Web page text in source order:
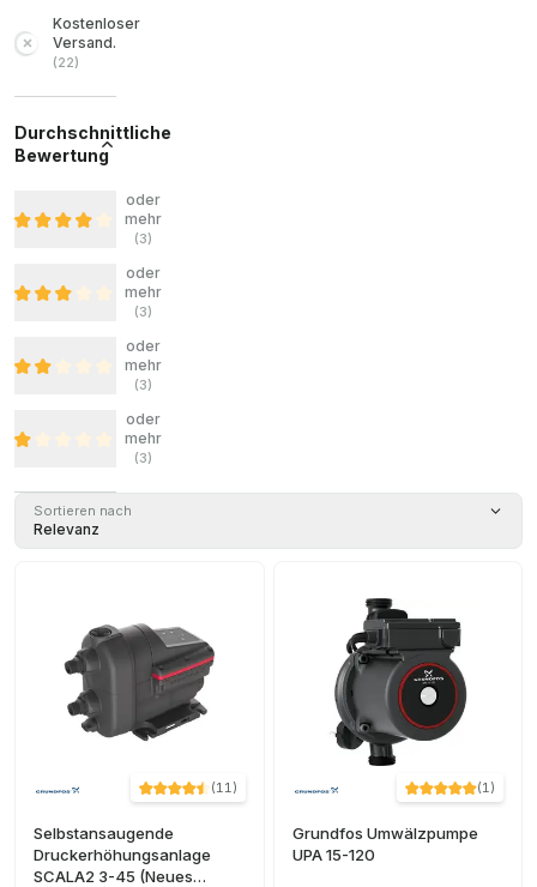
Kostenloser
Versand.
(22)
Durchschnittliche
Bewertung
oder
mehr
(3)
oder
mehr
(3)
oder
mehr
(3)
oder
mehr
(3)
Sortieren nach
Relevanz
(11)
Selbstansaugende
Druckerhöhungsanlage
SCALA2 3-45 (Neues
(1)
Grundfos Umwälzpumpe
UPA 15-120